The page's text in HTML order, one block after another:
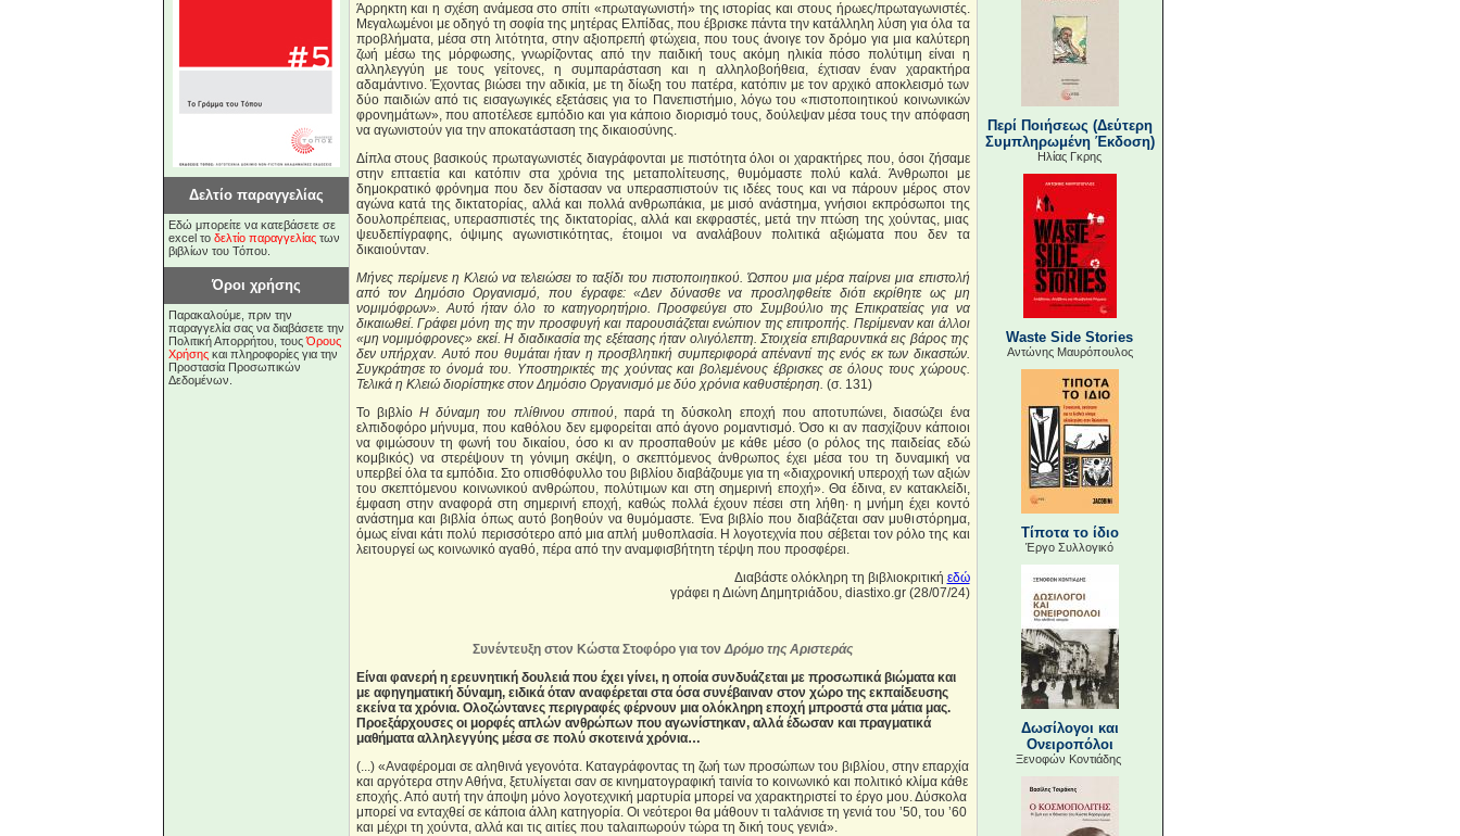
Δελτίο παραγγελίας
Εδώ μπορείτε να κατεβάσετε σε
excel το δελτίο παραγγελίαςτων
βιβλίων του Τόπου.
Όροι χρήσης
Παρακαλούμε, πριν την
παραγγελία σας να διαβάσετε την
Πολιτική Απορρήτου, τουςΌρους
Χρήσηςκαι πληροφορίες για την
Προστασία Προσωπικών
Δεδομένων.
Άρρηκτη και η σχέση ανάμεσα στο σπίτι «πρωταγωνιστή» της ιστορίας και στους ήρωες/πρωταγωνιστές.
Μεγαλωμένοι με οδηγό τη σοφία της μητέρας Ελπίδας, που έβρισκε πάντα την κατάλληλη λύση για όλα τα
προβλήματα, μέσα στη λιτότητα, στην αξιοπρεπή φτώχεια, που τους άνοιγε τον δρόμο για μια καλύτερη
ζωή μέσω της μόρφωσης, γνωρίζοντας από την παιδική τους ακόμη ηλικία πόσο πολύτιμη είναι η
αλληλεγγύη με τους γείτονες, η συμπαράσταση και η αλληλοβοήθεια, έχτισαν έναν χαρακτήρα
αδαμάντινο. Έχοντας βιώσει την αδικία, με τη δίωξη του πατέρα, κατόπιν με τον αρχικό αποκλεισμό των
δύο παιδιών από τις εισαγωγικές εξετάσεις για το Πανεπιστήμιο, λόγω του «πιστοποιητικού κοινωνικών
φρονημάτων», που αποτέλεσε εμπόδιο και για κάποιο διορισμό τους, δούλεψαν μέσα τους την απόφαση
να αγωνιστούν για την αποκατάσταση της δικαιοσύνης.
Δίπλα στους βασικούς πρωταγωνιστές διαγράφονται με πιστότητα όλοι οι χαρακτήρες που, όσοι ζήσαμε
στην επταετία και κατόπιν στα χρόνια της μεταπολίτευσης, θυμόμαστε πολύ καλά. Άνθρωποι με
δημοκρατικό φρόνημα που δεν δίστασαν να υπερασπιστούν τις ιδέες τους και να πάρουν μέρος στον
αγώνα κατά της δικτατορίας, αλλά και πολλά ανθρωπάκια, με μισό ανάστημα, γνήσιοι εκπρόσωποι της
δουλοπρέπειας, υπερασπιστές της δικτατορίας, αλλά και εκφραστές, μετά την πτώση της χούντας, μιας
ψευδεπίγραφης, όψιμης αγωνιστικότητας, έτοιμοι να αναλάβουν πολιτικά αξιώματα που δεν τα
δικαιούνταν.
Μήνες περίμενε η Κλειώ να τελειώσει το ταξίδι του πιστοποιητικού. Ώσπου μια μέρα παίρνει μια επιστολή
από τον Δημόσιο Οργανισμό, που έγραφε: «Δεν δύνασθε να προσληφθείτε διότι εκρίθητε ως μη
νομιμόφρων». Αυτό ήταν όλο το κατηγορητήριο. Προσφεύγει στο Συμβούλιο της Επικρατείας για να
δικαιωθεί. Γράφει μόνη της την προσφυγή και παρουσιάζεται ενώπιον της επιτροπής. Περίμεναν και άλλοι
«μη νομιμόφρονες» εκεί. Η διαδικασία της εξέτασης ήταν ολιγόλεπτη. Στοιχεία επιβαρυντικά εις βάρος της
δεν υπήρχαν. Αυτό που θυμάται ήταν η προσβλητική συμπεριφορά απέναντί της ενός εκ των δικαστών.
Συγκράτησε το όνομά του. Υποστηρικτές της χούντας και βολεμένους έβρισκες σε όλους τους χώρους.
Τελικά η Κλειώ διορίστηκε στον Δημόσιο Οργανισμό με δύο χρόνια καθυστέρηση. (σ. 131)
Το βιβλίο Η δύναμη του πλίθινου σπιτιού, παρά τη δύσκολη εποχή που αποτυπώνει, διασώζει ένα
ελπιδοφόρο μήνυμα, που καθόλου δεν εμφορείται από άγονο ρομαντισμό. Όσο κι αν πασχίζουν κάποιοι
να φιμώσουν τη φωνή του δικαίου, όσο κι αν προσπαθούν με κάθε μέσο (ο ρόλος της παιδείας εδώ
κομβικός) να στερέψουν τη γόνιμη σκέψη, ο σκεπτόμενος άνθρωπος έχει μέσα του τη δυναμική να
υπερβεί όλα τα εμπόδια. Στο οπισθόφυλλο του βιβλίου διαβάζουμε για τη «διαχρονική υπεροχή των αξιών
του σκεπτόμενου κοινωνικού ανθρώπου, πολύτιμων και στη σημερινή εποχή». Θα έδινα, εν κατακλείδι,
έμφαση στην αναφορά στη σημερινή εποχή, καθώς πολλά έχουν πέσει στη λήθη· η μνήμη έχει κοντό
ανάστημα και βιβλία όπως αυτό βοηθούν να θυμόμαστε. Ένα βιβλίο που διαβάζεται σαν μυθιστόρημα,
όμως είναι κάτι πολύ περισσότερο από μια απλή μυθοπλασία. Η λογοτεχνία που σέβεται τον ρόλο της και
λειτουργεί ως κοινωνικό αγαθό, πέρα από την αναμφισβήτητη τέρψη που προσφέρει.
Διαβάστε ολόκληρη τη βιβλιοκριτική εδώ
γράφει η Διώνη Δημητριάδου, diastixo.gr (28/07/24)
Συνέντευξη στον Κώστα Στοφόρο για τονΔρόμο της Αριστεράς
Είναι φανερή η ερευνητική δουλειά που έχει γίνει, η οποία συνδυάζεται με προσωπικά βιώματα και
με αφηγηματική δύναμη, ειδικά όταν αναφέρεται στα όσα συνέβαιναν στον χώρο της εκπαίδευσης
εκείνα τα χρόνια. Ολοζώντανες περιγραφές φέρνουν μια ολόκληρη εποχή μπροστά στα μάτια μας.
Προεξάρχουσες οι μορφές απλών ανθρώπων που αγωνίστηκαν, αλλά έδωσαν και πραγματικά
μαθήματα αλληλεγγύης μέσα σε πολύ σκοτεινά χρόνια…
(...) «Αναφέρομαι σε αληθινά γεγονότα. Καταγράφοντας τη ζωή των προσώπων του βιβλίου, στην επαρχία
και αργότερα στην Αθήνα, ξετυλίγεται σαν σε κινηματογραφική ταινία το κοινωνικό και πολιτικό κλίμα κάθε
εποχής. Από αυτή την άποψη μόνο λογοτεχνική μαρτυρία μπορεί να χαρακτηριστεί το έργο μου. Δύσκολα
μπορεί να ενταχθεί σε κάποια άλλη κατηγορία. Οι νεότεροι θα μάθουν τι ταλάνισε τη γενιά του ’50, του ’60
και μέχρι τη χούντα, αλλά και τις αιτίες που ταλαιπωρούν τώρα τη δική τους γενιά».
Περί Ποιήσεως (Δεύτερη
Συμπληρωμένη Έκδοση)
Ηλίας Γκρης
Waste Side Stories
Αντώνης Μαυρόπουλος
Τίποτα το ίδιο
Έργο Συλλογικό
Δωσίλογοι και
Ονειροπόλοι
Ξενοφών Κοντιάδης